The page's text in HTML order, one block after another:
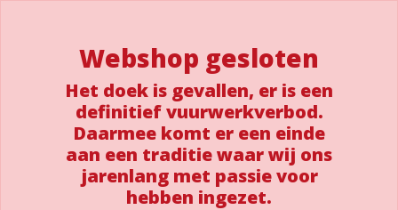
Webshop gesloten
Het doek is gevallen, er is een
definitief vuurwerkverbod.
Daarmee komt er een einde
aan een traditie waar wij ons
jarenlang met passie voor
hebben ingezet.